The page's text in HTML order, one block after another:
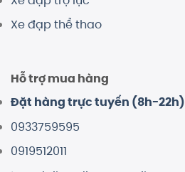
Xe đạp thể thao
Hỗ trợ mua hàng
Đặt hàng trực tuyến (8h-22h)
0933759595
0919512011